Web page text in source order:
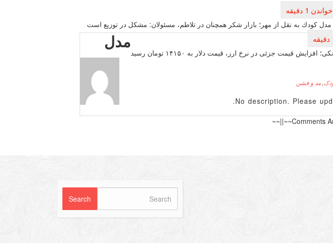
كودك به نقل از مهر؛ بازار شكر همچنان در تلاطم، مسئولان: مشكل در توزیع است
قیمت جزئی در نرخ ارز، قیمت دلار به ۱۴۱۵۰ تومان رسید
مدل
, مد و فشن
No description. Please